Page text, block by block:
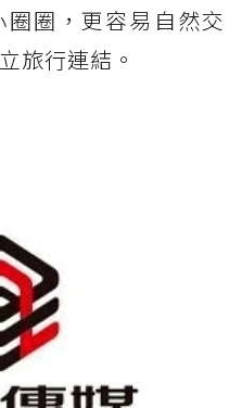
圈，更容易自然交
旅行連結。